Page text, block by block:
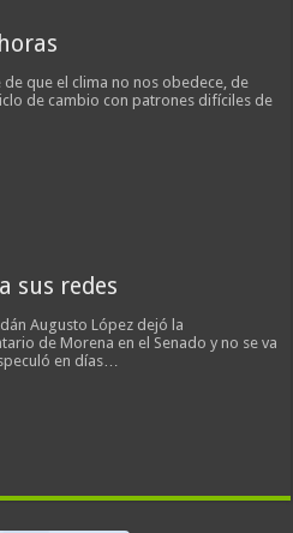
que el clima no nos obedece, de
de cambio con patrones difíciles de
sus redes
Augusto López dejó la
de Morena en el Senado y no se va
en días…